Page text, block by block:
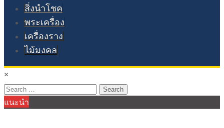
สิ่งนำโชค
พระเครื่อง
เครื่องราง
ไม้มงคล
×
Search
for:
แนะนำ